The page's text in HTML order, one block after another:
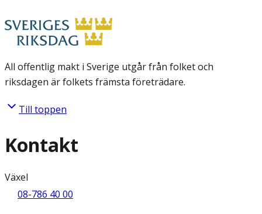
All offentlig makt i Sverige utgår från folket och
riksdagen är folkets främsta företrädare.
Till toppen
Kontakt
Växel
08-786 40 00